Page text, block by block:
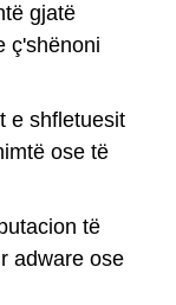
gjatë
ç'shënoni
e shfletuesit
ose të
të
adware ose